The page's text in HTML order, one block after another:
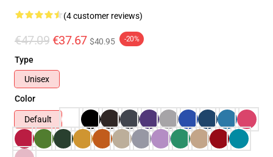
(4 customer reviews)
€47.09 €37.67 $40.95 -20%
Type
Unisex
Color
Default